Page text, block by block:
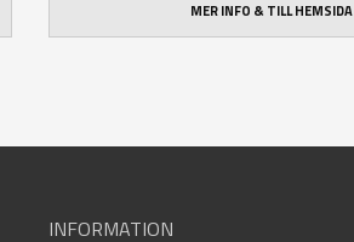
MER INFO & TILL HEMSIDA
INFORMATION